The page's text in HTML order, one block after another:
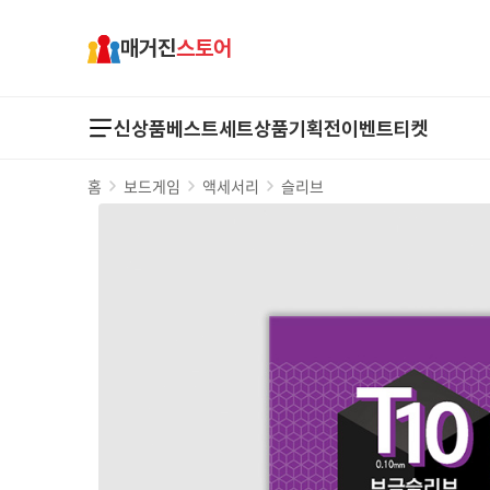
매거진스토어
신상품베스트세트상품기획전이벤트티켓
홈 보드게임 액세서리 슬리브